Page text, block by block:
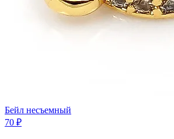
Бейл несъемный
70 ₽